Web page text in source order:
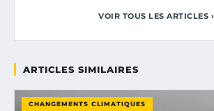
VOIR TOUS LES ARTICLES ›
ARTICLES SIMILAIRES
CHANGEMENTS CLIMATIQUES